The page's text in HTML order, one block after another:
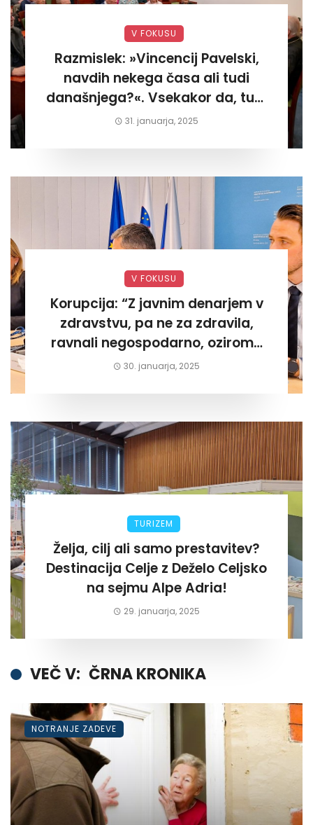
V FOKUSU
Razmislek: »Vincencij Pavelski,
navdih nekega časa ali tudi
današnjega?«. Vsekakor da, tudi
današnjega«
31. januarja, 2025
V FOKUSU
Korupcija: “Z javnim denarjem v
zdravstvu, pa ne za zdravila,
ravnali negospodarno, oziroma
za lastni žep. Tokrat na Žalskem«
30. januarja, 2025
TURIZEM
Želja, cilj ali samo prestavitev?
Destinacija Celje z Deželo Celjsko
na sejmu Alpe Adria!
29. januarja, 2025
VEČ V: ČRNA KRONIKA
NOTRANJE ZADEVE